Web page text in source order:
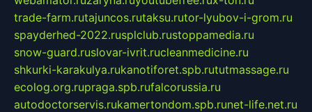
trade-farm.rutajuncos.rutaksu.rutor-lyubov-i-grom.ru
spayderhed-2022.rusplclub.rustoppamedia.ru
snow-guard.ruslovar-ivrit.rucleanmedicine.ru
shkurki-karakulya.rukanotiforet.spb.rututmassage.ru
ecolog.org.rupraga.spb.rufalcorussia.ru
autodoctorservis.rukamertondom.spb.runet-life.net.ru